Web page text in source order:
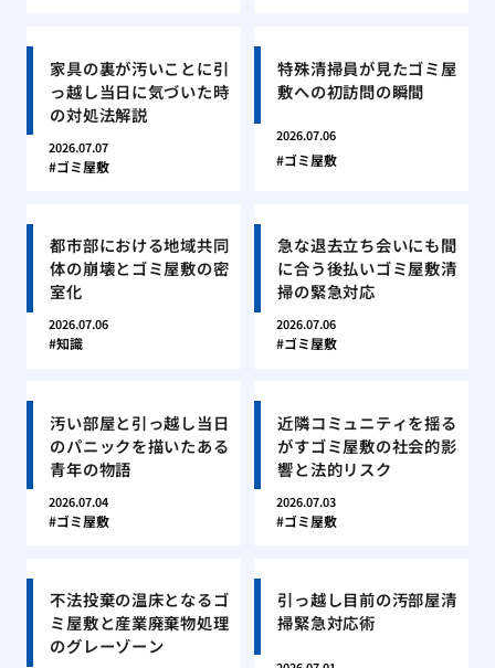
家具の裏が汚いことに引
っ越し当日に気づいた時
の対処法解説
2026.07.07
ゴミ屋敷
特殊清掃員が見たゴミ屋
敷への初訪問の瞬間
2026.07.06
ゴミ屋敷
都市部における地域共同
体の崩壊とゴミ屋敷の密
室化
2026.07.06
知識
急な退去立ち会いにも間
に合う後払いゴミ屋敷清
掃の緊急対応
2026.07.06
ゴミ屋敷
汚い部屋と引っ越し当日
のパニックを描いたある
青年の物語
2026.07.04
ゴミ屋敷
近隣コミュニティを揺る
がすゴミ屋敷の社会的影
響と法的リスク
2026.07.03
ゴミ屋敷
不法投棄の温床となるゴ
ミ屋敷と産業廃棄物処理
のグレーゾーン
引っ越し目前の汚部屋清
掃緊急対応術